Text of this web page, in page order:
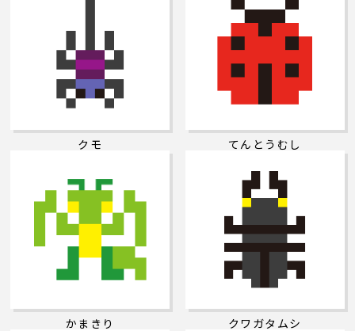
クモ てんとうむし
かまきり クワガタムシ